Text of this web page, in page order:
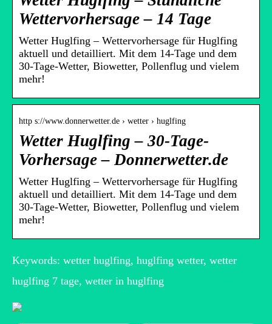
Wettervorhersage – 14 Tage
Wetter Huglfing – Wettervorhersage für Huglfing
aktuell und detailliert. Mit dem 14-Tage und dem
30-Tage-Wetter, Biowetter, Pollenflug und vielem
mehr!
http s://www.donnerwetter.de › wetter › huglfing
Wetter Huglfing – 30-Tage-
Vorhersage – Donnerwetter.de
Wetter Huglfing – Wettervorhersage für Huglfing
aktuell und detailliert. Mit dem 14-Tage und dem
30-Tage-Wetter, Biowetter, Pollenflug und vielem
mehr!
Keywords: wetter huglfing, huglfing wetter, wetter
huglfing 7 tage, wetter in huglfing